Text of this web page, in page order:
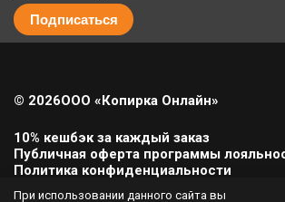
© 2026ООО «Копирка Онлайн»
10% кешбэк за каждый заказ
Публичная оферта программы
Политика конфиденциальности
При использовании данного сайта вы